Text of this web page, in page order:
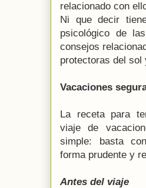
relacionado con
Ni que decir
psicológico de
consejos
protectoras del
Vacaciones
La receta para
viaje de
simple: basta
forma prudente y
Antes del viaje